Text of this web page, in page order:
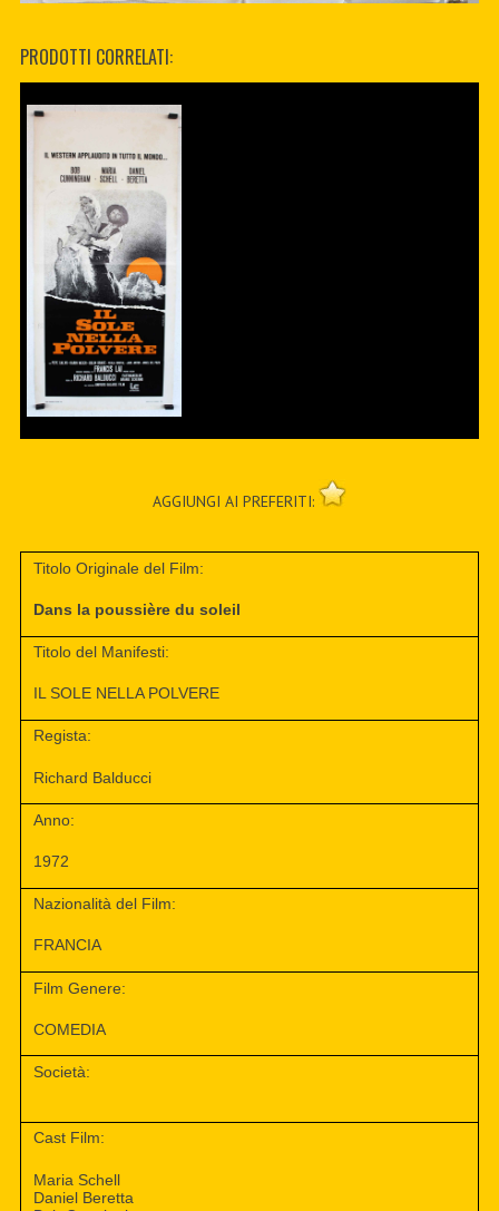
PRODOTTI CORRELATI:
AGGIUNGI AI PREFERITI:
Titolo Originale del Film:
Dans la poussière du soleil
Titolo del Manifesti:
IL SOLE NELLA POLVERE
Regista:
Richard Balducci
Anno:
1972
Nazionalità del Film:
FRANCIA
Film Genere:
COMEDIA
Società:
Cast Film:
Maria Schell
Daniel Beretta